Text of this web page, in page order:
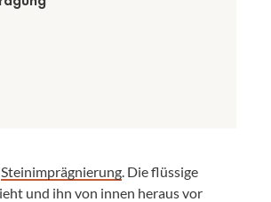
Steinimprägnierung . Die flüssige
und ihn von innen heraus vor